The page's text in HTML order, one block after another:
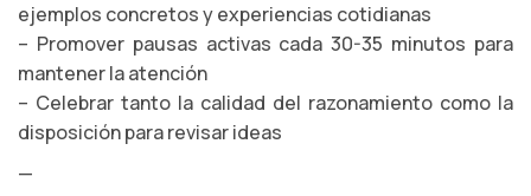
ejemplos concretos y experiencias cotidianas
– Promover pausas activas cada 30-35 minutos para
mantener la atención
– Celebrar tanto la calidad del razonamiento como la
disposición para revisar ideas
—